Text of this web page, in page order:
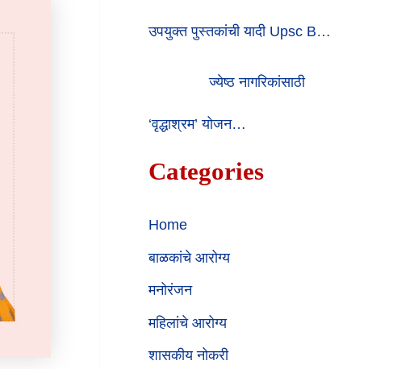
उपयुक्त पुस्तकांची यादी Upsc B…
ज्येष्ठ नागरिकांसाठी
‘वृद्धाश्रम’ योजन…
Categories
Home
बाळकांचे आरोग्य
मनोरंजन
महिलांचे आरोग्य
शासकीय नोकरी